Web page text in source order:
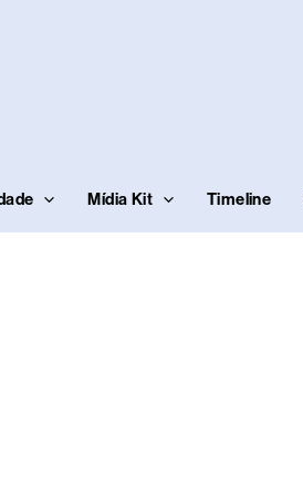
Mídia Kit Timeline